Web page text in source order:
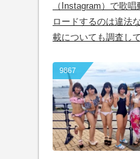
（Instagram）で歌
ロードするのは違法
載についても調査し
9867